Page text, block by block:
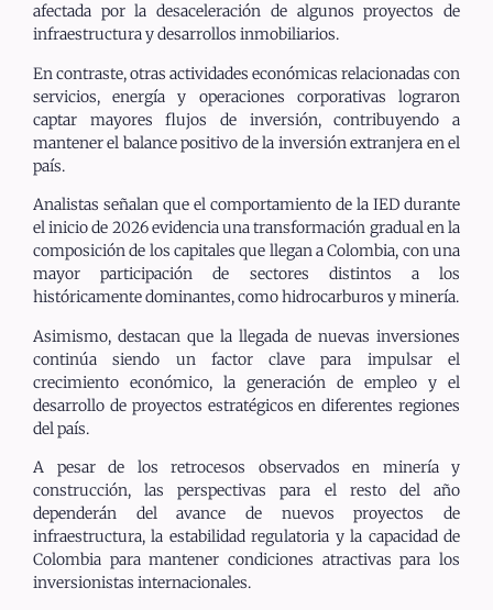
afectada por la desaceleración de algunos proyectos de
infraestructura y desarrollos inmobiliarios.
En contraste, otras actividades económicas relacionadas con
servicios, energía y operaciones corporativas lograron
captar mayores flujos de inversión, contribuyendo a
mantener el balance positivo de la inversión extranjera en el
país.
Analistas señalan que el comportamiento de la IED durante
el inicio de 2026 evidencia una transformación gradual en la
composición de los capitales que llegan a Colombia, con una
mayor participación de sectores distintos a los
históricamente dominantes, como hidrocarburos y minería.
Asimismo, destacan que la llegada de nuevas inversiones
continúa siendo un factor clave para impulsar el
crecimiento económico, la generación de empleo y el
desarrollo de proyectos estratégicos en diferentes regiones
del país.
A pesar de los retrocesos observados en minería y
construcción, las perspectivas para el resto del año
dependerán del avance de nuevos proyectos de
infraestructura, la estabilidad regulatoria y la capacidad de
Colombia para mantener condiciones atractivas para los
inversionistas internacionales.